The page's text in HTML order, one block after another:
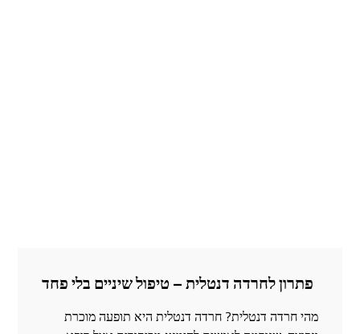
פתרון לחרדה דנטלית – טיפול שיניים בלי פחד
מהי חרדה דנטלית? חרדה דנטלית היא תופעה מוכרת